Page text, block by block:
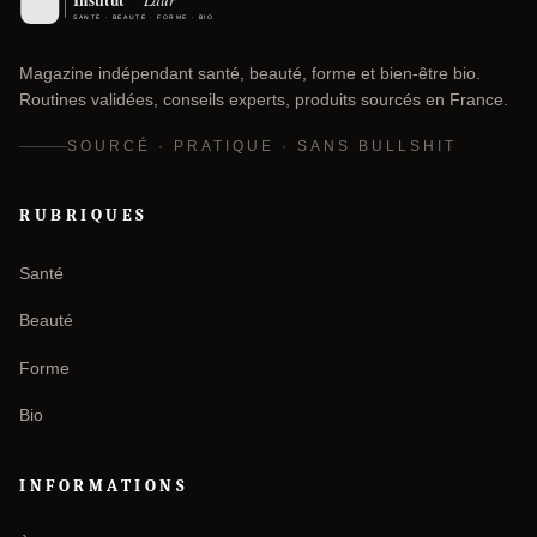
Magazine indépendant santé, beauté, forme et bien-être bio.
Routines validées, conseils experts, produits sourcés en France.
SOURCÉ · PRATIQUE · SANS BULLSHIT
RUBRIQUES
Santé
Beauté
Forme
Bio
INFORMATIONS